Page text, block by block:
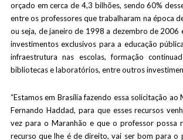
orçado em cerca de 4,3 bilhões, sendo 60%
entre os professores que trabalharam na época
ou seja, de janeiro de 1998 a dezembro de 2006
investimentos exclusivos para a educação
infraestrutura nas escolas, formação
bibliotecas e laboratórios, entre outros
“Estamos em Brasília fazendo essa solicitação ao
Fernando Haddad, para que esses recursos
vez para o Maranhão e que o professor possa
recurso que lhe é de direito, vai ser bom para o